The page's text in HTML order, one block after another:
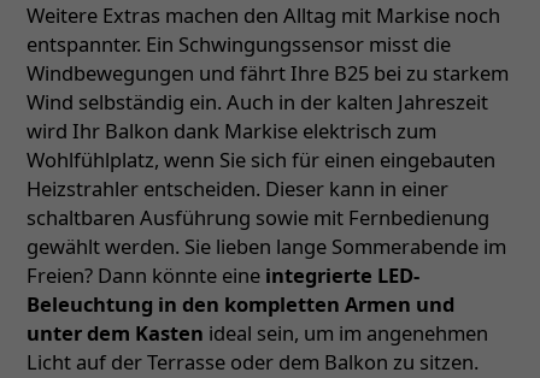
Weitere Extras machen den Alltag mit Markise noch
entspannter. Ein Schwingungssensor misst die
Windbewegungen und fährt Ihre B25 bei zu starkem
Wind selbständig ein. Auch in der kalten Jahreszeit
wird Ihr Balkon dank Markise elektrisch zum
Wohlfühlplatz, wenn Sie sich für einen eingebauten
Heizstrahler entscheiden. Dieser kann in einer
schaltbaren Ausführung sowie mit Fernbedienung
gewählt werden. Sie lieben lange Sommerabende im
Freien? Dann könnte eine integrierte LED-
Beleuchtung in den kompletten Armen und
unter dem Kasten ideal sein, um im angenehmen
Licht auf der Terrasse oder dem Balkon zu sitzen.